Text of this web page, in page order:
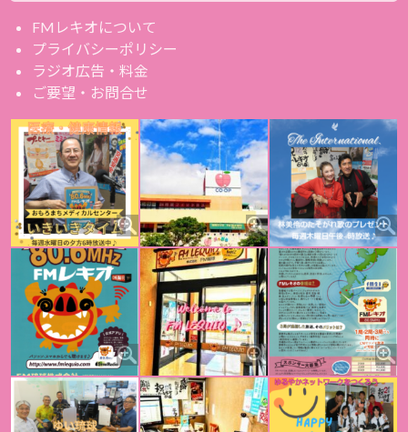
FMレキオについて
プライバシーポリシー
ラジオ広告・料金
ご要望・お問合せ